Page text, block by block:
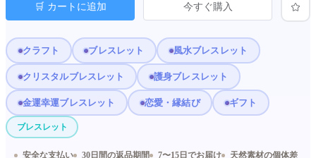
クラフト ブレスレット 風水ブレスレット
クリスタルブレスレット 護身ブレスレット
金運幸運ブレスレット 恋愛・縁結び ギフト
ブレスレット
🛒 カートに追加 今すぐ購入
安全な支払い 30日間の返品期間 7〜15日でお届け 天然素材の個体差